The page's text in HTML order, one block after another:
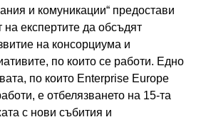
и комуникации“ предостави
експертите да обсъдят
на консорциума и
по които се работи. Едно
по които Enterprise Europe
е отбелязването на 15-та
с нови събития и